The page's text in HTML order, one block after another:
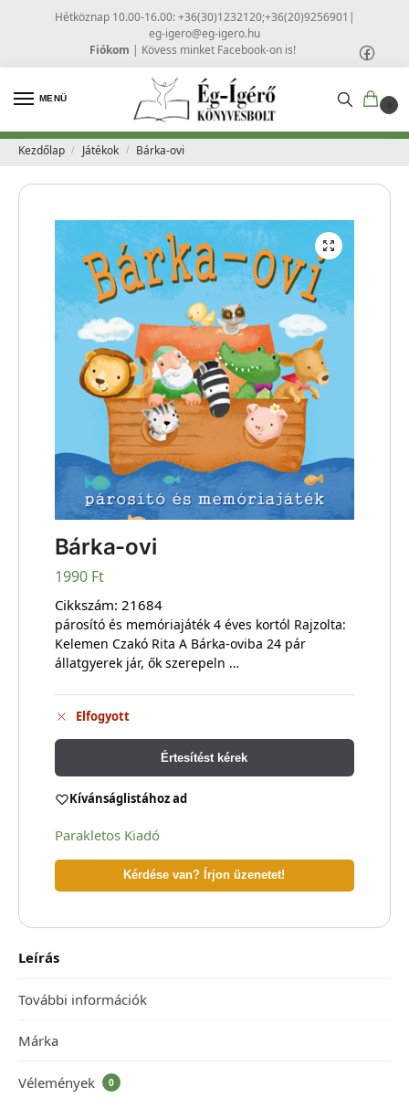
Hétköznap 10.00-16.00: +36(30)1232120;+36(20)9256901 |
eg-igero@eg-igero.hu
Fiókom | Kövess minket Facebook-on is!
MENÜ
0
Kezdőlap / Játékok / Bárka-ovi
Bárka-ovi
1990 Ft
Cikkszám: 21684
párosító és memóriajáték 4 éves kortól Rajzolta:
Kelemen Czakó Rita A Bárka-oviba 24 pár
állatgyerek jár, ők szerepeln …
Elfogyott
Értesítést kérek
Kívánságlistához ad
Parakletos Kiadó
Kérdése van? Írjon üzenetet!
Leírás
További információk
Márka
Vélemények 0